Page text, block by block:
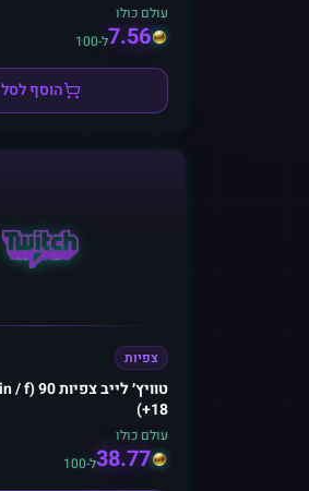
עולם כולו
7.56ל-100
הוסף לסל
צפיות
18+)
עולם כולו
38.77ל-100